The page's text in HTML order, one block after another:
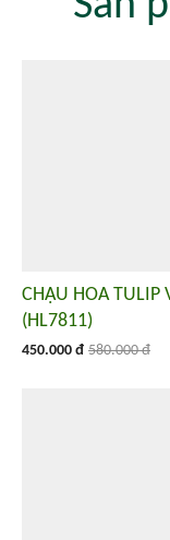
CHẬU HOA TULIP
(HL7811)
450.000 đ 580.000 đ